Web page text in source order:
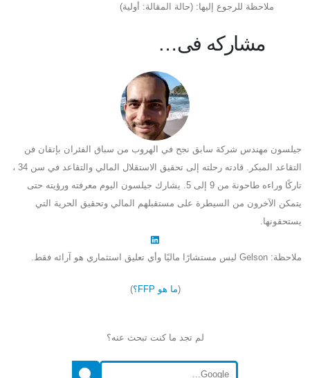
ملاحظة للرجوع إليها: (حالة المقالة: أولية)
مشاركه فى…
جيلسون مهندس شركة سابق نجح في الهروب من سباق الفئران بإتقان فن
التقاعد المبكر. قادته رحلته إلى تحقيق الاستقلال المالي والتقاعد في سن 34 ،
تاركًا وراءه طاحونة من 9 إلى 5. يشارك جيلسون اليوم معرفته ورؤيته حتى
يتمكن الآخرون من السيطرة على مستقبلهم المالي وتحقيق الحرية التي
يستحقونها.
ملاحظة: Gelson ليس مستشارًا ماليًا وأي تعليق استثماري هو آرائه فقط.
(ما هو FFP؟ )
لم تجد ما كنت تبحث عنه؟